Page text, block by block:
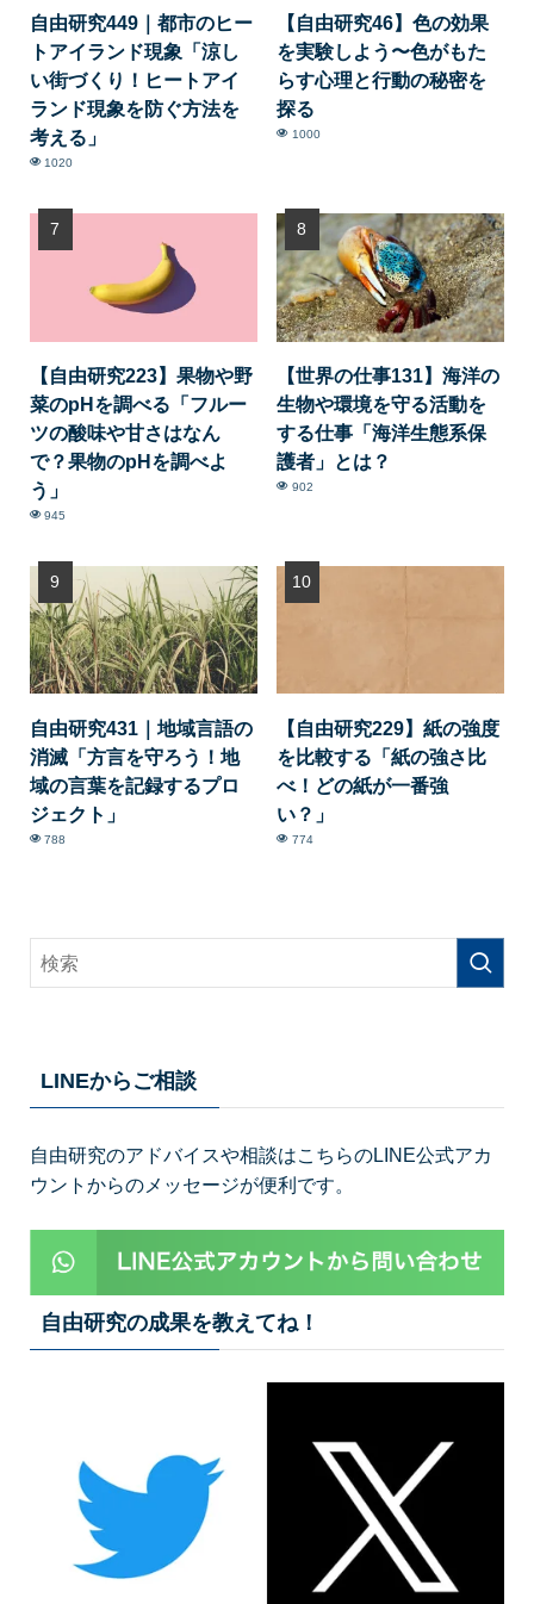
自由研究449｜都市のヒー
トアイランド現象「涼し
い街づくり！ヒートアイ
ランド現象を防ぐ方法を
考える」
1020
【自由研究46】色の効果
を実験しよう〜色がもた
らす心理と行動の秘密を
探る
1000
【自由研究223】果物や野
菜のpHを調べる「フルー
ツの酸味や甘さはなん
で？果物のpHを調べよ
う」
945
【世界の仕事131】海洋の
生物や環境を守る活動を
する仕事「海洋生態系保
護者」とは？
902
自由研究431｜地域言語の
消滅「方言を守ろう！地
域の言葉を記録するプロ
ジェクト」
788
【自由研究229】紙の強度
を比較する「紙の強さ比
べ！どの紙が一番強
い？」
774
LINEからご相談
自由研究のアドバイスや相談はこちらのLINE公式アカ
ウントからのメッセージが便利です。
自由研究の成果を教えてね！